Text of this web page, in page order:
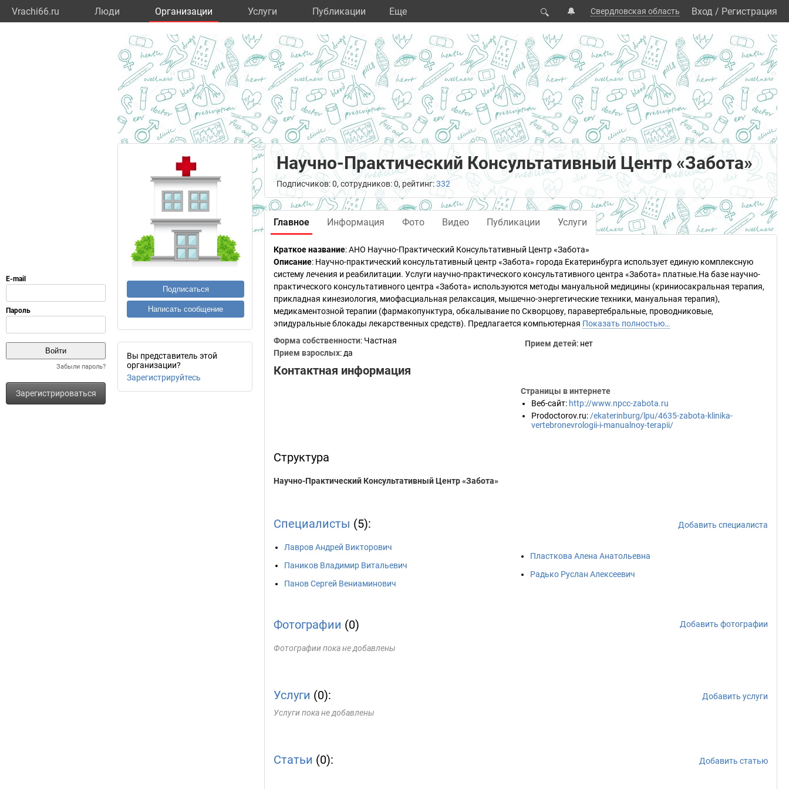
Vrachi66.ru Люди Организации Услуги Публикации Eще 🔍 🔔 Свердловская область Вход / Регистрация
Забыли пароль?
Зарегистрироваться
Подписаться
Написать сообщение
Вы представитель этой
организации?
Зарегистрируйтесь
Научно-Практический Консультативный Центр «Забота»
Подписчиков: 0, сотрудников: 0, рейтинг:332
Главное Информация Фото Видео Публикации Услуги
Краткое название:АНО Научно-Практический Консультативный Центр «Забота»
Описание: Научно-практический консультативный центр «Забота» города Екатеринбурга использует единую комплексную
систему лечения и реабилитации. Услуги научно-практического консультативного центра «Забота» платные.На базе научно-
практического консультативного центра «Забота» используются методы мануальной медицины (криниосакральная терапия,
прикладная кинезиология, миофасциальная релаксация, мышечно-энергетические техники, мануальная терапия),
медикаментозной терапии (фармакопунктура, обкалывание по Скворцову, паравертебральные, проводниковые,
эпидуральные блокады лекарственных средств). Предлагается компьютерная Показать полностью…
Форма собственности: Частная
Прием взрослых: да
Прием детей: нет
Контактная информация
Страницы в интернете
Веб-сайт: http://www.npcc-zabota.ru
Prodoctorov.ru: /ekaterinburg/lpu/4635-zabota-klinika-
vertebronevrologii-i-manualnoy-terapii/
Структура
Научно-Практический Консультативный Центр «Забота»
Специалисты (5): Добавить специалиста
Лавров Андрей Викторович
Паников Владимир Витальевич
Панов Сергей Вениаминович
Пласткова Алена Анатольевна
Радько Руслан Алексеевич
Фотографии (0) Добавить фотографии
Фотографии пока не добавлены
Услуги (0):
Добавить услуги
Услуги пока не добавлены
Статьи (0): Добавить статью